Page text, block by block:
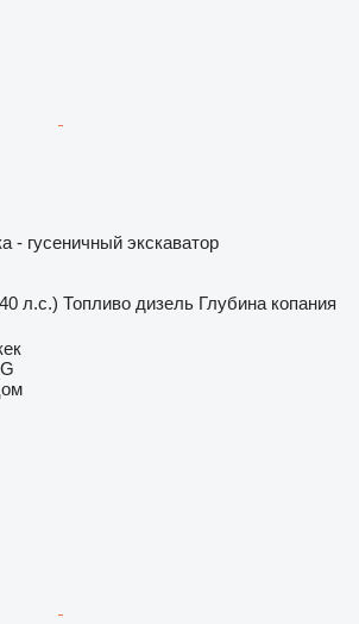
- гусеничный экскаватор
л.с.) Топливо дизель Глубина копания